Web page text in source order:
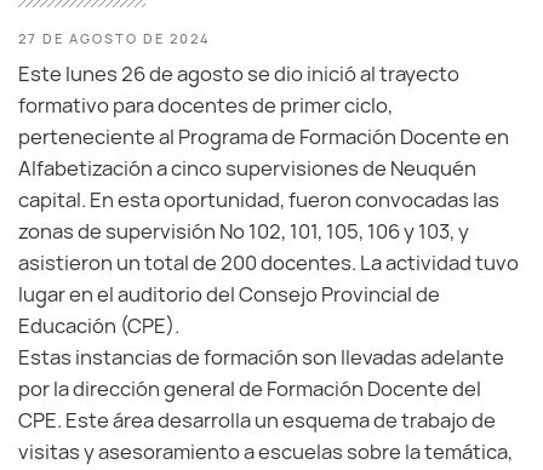
27 DE AGOSTO DE 2024
Este lunes 26 de agosto se dio inició al trayecto
formativo para docentes de primer ciclo,
perteneciente al Programa de Formación Docente en
Alfabetización a cinco supervisiones de Neuquén
capital. En esta oportunidad, fueron convocadas las
zonas de supervisión Nº 102, 101, 105, 106 y 103, y
asistieron un total de 200 docentes. La actividad tuvo
lugar en el auditorio del Consejo Provincial de
Educación (CPE).
Estas instancias de formación son llevadas adelante
por la dirección general de Formación Docente del
CPE. Este área desarrolla un esquema de trabajo de
visitas y asesoramiento a escuelas sobre la temática,